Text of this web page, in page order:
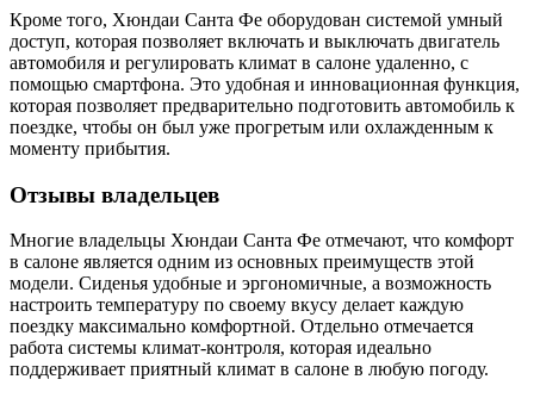
Кроме того, Хюндаи Санта Фе оборудован системой умный
доступ, которая позволяет включать и выключать двигатель
автомобиля и регулировать климат в салоне удаленно, с
помощью смартфона. Это удобная и инновационная функция,
которая позволяет предварительно подготовить автомобиль к
поездке, чтобы он был уже прогретым или охлажденным к
моменту прибытия.
Отзывы владельцев
Многие владельцы Хюндаи Санта Фе отмечают, что комфорт
в салоне является одним из основных преимуществ этой
модели. Сиденья удобные и эргономичные, а возможность
настроить температуру по своему вкусу делает каждую
поездку максимально комфортной. Отдельно отмечается
работа системы климат-контроля, которая идеально
поддерживает приятный климат в салоне в любую погоду.